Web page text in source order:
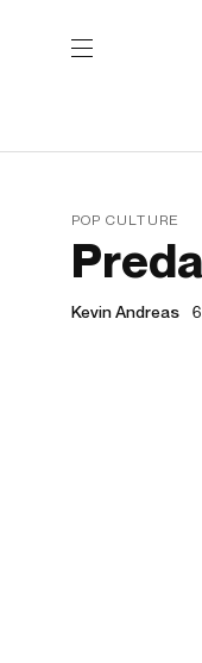
POP CULTURE
Kevin Andreas